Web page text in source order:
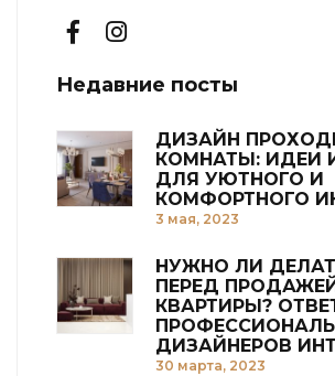
Недавние посты
ДИЗАЙН
КОМНАТЫ: ИДЕИ
ДЛЯ УЮТНОГО И
КОМФОРТНОГО
3 мая, 2023
НУЖНО ЛИ
ПЕРЕД
КВАРТИРЫ?
ДИЗАЙНЕРОВ
30 марта, 2023